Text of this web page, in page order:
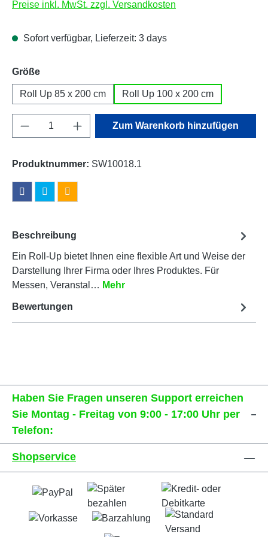
Preise inkl. MwSt. zzgl. Versandkosten
Sofort verfügbar, Lieferzeit: 3 days
Größeauswählen
Roll Up 85 x 200 cm Roll Up 100 x 200 cm
Produkt Anzahl: Gib den gewünschten
Zum Warenkorb hinzufügen
Produktnummer: SW10018.1
Beschreibung
Ein Roll-Up bietet Ihnen eine flexible Art und Weise der
Darstellung Ihrer Firma oder Ihres Produktes. Für
Messen, Veranstal… Mehr
Bewertungen
Haben Sie Fragen unseren Support erreichen
Sie Montag - Freitag von 9:00 - 17:00 Uhr per
Telefon:
Shopservice